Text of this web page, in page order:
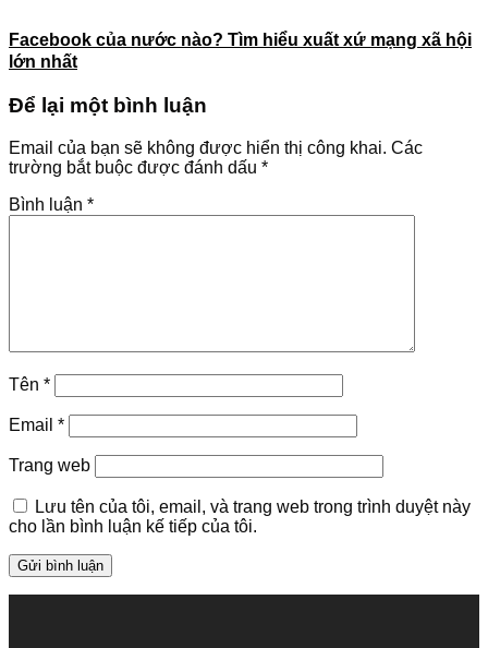
Facebook của nước nào? Tìm hiểu xuất xứ mạng xã hội
lớn nhất
Để lại một bình luận
Email của bạn sẽ không được hiển thị công khai. Các
trường bắt buộc được đánh dấu *
Bình luận *
Tên *
Email *
Trang web
Lưu tên của tôi, email, và trang web trong trình duyệt này
cho lần bình luận kế tiếp của tôi.